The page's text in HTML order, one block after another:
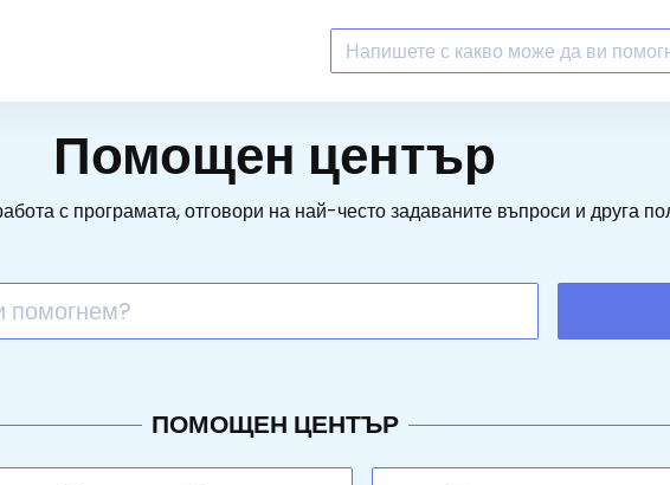
Помощен център
с програмата, отговори на най-често задаваните въпроси и друга
ПОМОЩЕН ЦЕНТЪР